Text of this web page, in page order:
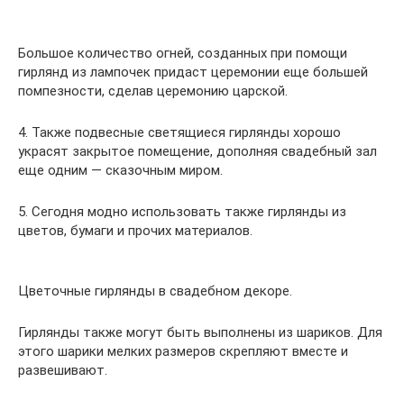
Большое количество огней, созданных при помощи
гирлянд из лампочек придаст церемонии еще большей
помпезности, сделав церемонию царской.
4. Также подвесные светящиеся гирлянды хорошо
украсят закрытое помещение, дополняя свадебный зал
еще одним — сказочным миром.
5. Сегодня модно использовать также гирлянды из
цветов, бумаги и прочих материалов.
Цветочные гирлянды в свадебном декоре.
Гирлянды также могут быть выполнены из шариков. Для
этого шарики мелких размеров скрепляют вместе и
развешивают.